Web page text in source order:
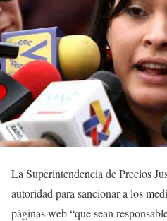
La Superintendencia de Precios
autoridad para sancionar a los
páginas web “que sean